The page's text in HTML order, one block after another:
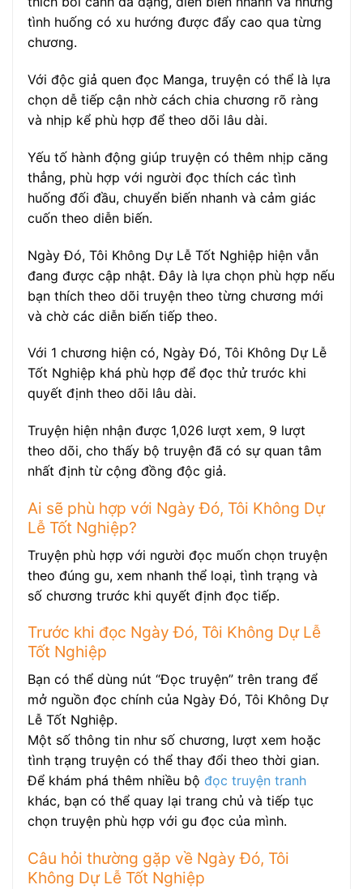
tình huống có xu hướng được đẩy cao qua từng
chương.
Với độc giả quen đọc Manga, truyện có thể là lựa
chọn dễ tiếp cận nhờ cách chia chương rõ ràng
và nhịp kể phù hợp để theo dõi lâu dài.
Yếu tố hành động giúp truyện có thêm nhịp căng
thẳng, phù hợp với người đọc thích các tình
huống đối đầu, chuyển biến nhanh và cảm giác
cuốn theo diễn biến.
Ngày Đó, Tôi Không Dự Lễ Tốt Nghiệp hiện vẫn
đang được cập nhật. Đây là lựa chọn phù hợp nếu
bạn thích theo dõi truyện theo từng chương mới
và chờ các diễn biến tiếp theo.
Với 1 chương hiện có, Ngày Đó, Tôi Không Dự Lễ
Tốt Nghiệp khá phù hợp để đọc thử trước khi
quyết định theo dõi lâu dài.
Truyện hiện nhận được 1,026 lượt xem, 9 lượt
theo dõi, cho thấy bộ truyện đã có sự quan tâm
nhất định từ cộng đồng độc giả.
Ai sẽ phù hợp với Ngày Đó, Tôi Không Dự
Lễ Tốt Nghiệp?
Truyện phù hợp với người đọc muốn chọn truyện
theo đúng gu, xem nhanh thể loại, tình trạng và
số chương trước khi quyết định đọc tiếp.
Trước khi đọc Ngày Đó, Tôi Không Dự Lễ
Tốt Nghiệp
Bạn có thể dùng nút “Đọc truyện” trên trang để
mở nguồn đọc chính của Ngày Đó, Tôi Không Dự
Lễ Tốt Nghiệp.
Một số thông tin như số chương, lượt xem hoặc
tình trạng truyện có thể thay đổi theo thời gian.
Để khám phá thêm nhiều bộ đọc truyện tranh
khác, bạn có thể quay lại trang chủ và tiếp tục
chọn truyện phù hợp với gu đọc của mình.
Câu hỏi thường gặp về Ngày Đó, Tôi
Không Dự Lễ Tốt Nghiệp